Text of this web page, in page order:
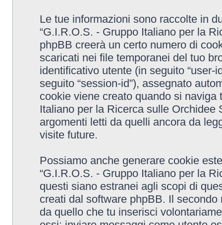
Le tue informazioni sono raccolte in
“G.I.R.O.S. - Gruppo Italiano per la
phpBB creerà un certo numero di
scaricati nei file temporanei del tuo
identificativo utente (in seguito
seguito “session-id”), assegnato
cookie viene creato quando si naviga
Italiano per la Ricerca sulle Orchidee
argomenti letti da quelli ancora da
visite future.
Possiamo anche generare cookie
“G.I.R.O.S. - Gruppo Italiano per la
questi siano estranei agli scopi di
creati dal software phpBB. Il
da quello che tu inserisci